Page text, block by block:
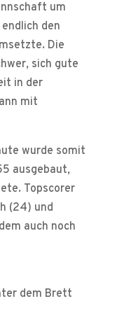
um
den
Die
sich gute
in der
mit
wurde somit
ausgebaut,
Topscorer
(24) und
auch noch
dem Brett